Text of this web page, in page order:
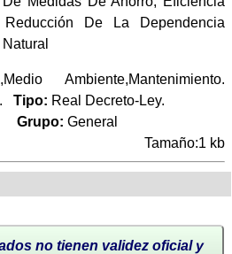
De La Dependencia
Ambiente,Mantenimiento.
Tipo: Real Decreto-Ley.
Grupo: General
Tamaño:1 kb
no tienen validez oficial y